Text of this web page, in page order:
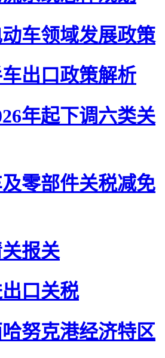
车领域发展政策
出口政策解析
年起下调六类关
零部件关税减免
报关
口关税
努克港经济特区